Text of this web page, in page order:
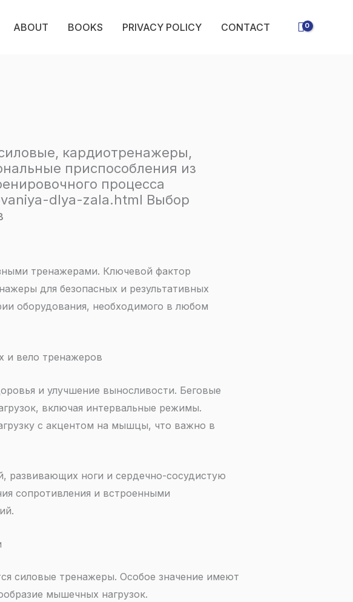
ABOUT BOOKS PRIVACY POLICY CONTACT
кардиотренажеры,
приспособления из
процесса
dlya-zala.html Выбор
тренажерами. Ключевой фактор
для безопасных и результативных
оборудования, необходимого в любом
и вело тренажеров
и улучшение выносливости. Беговые
включая интервальные режимы.
с акцентом на мышцы, что важно в
развивающих ноги и сердечно-сосудистую
сопротивления и встроенными
силовые тренажеры. Особое значение имеют
мышечных нагрузок.